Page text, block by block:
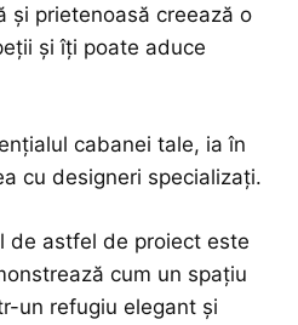
și prietenoasă creează o
și îți poate aduce
cabanei tale, ia în
cu designeri specializați.
de astfel de proiect este
cum un spațiu
un refugiu elegant și